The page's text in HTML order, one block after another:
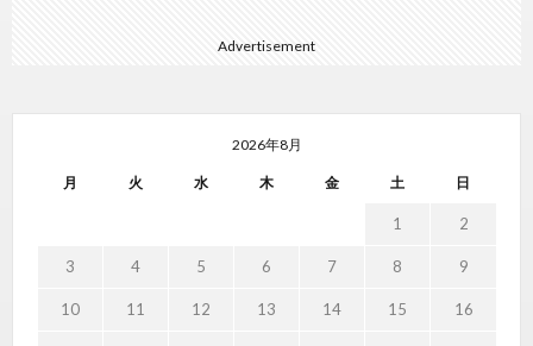
Advertisement
2026年8月
月 火 水 木 金 土 日
1 2
3 4 5 6 7 8 9
10 11 12 13 14 15 16